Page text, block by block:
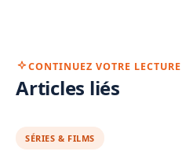
CONTINUEZ VOTRE LECTURE
Articles liés
SÉRIES & FILMS